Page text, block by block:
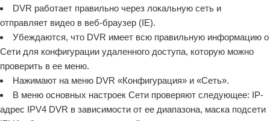
DVR работает правильно через локальную сеть и
отправляет видео в веб-браузер (IE).
Убеждаются, что DVR имеет всю правильную информацию о
Сети для конфигурации удаленного доступа, которую можно
проверить в ее меню.
Нажимают на меню DVR «Конфигурация» и «Сеть».
В меню основных настроек Сети проверяют следующее: IP-
адрес IPV4 DVR в зависимости от ее диапазона, маска подсети